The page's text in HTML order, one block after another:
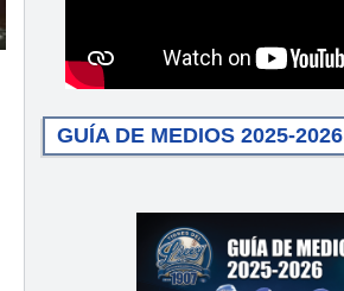
GUÍA DE MEDIOS 2025-2026